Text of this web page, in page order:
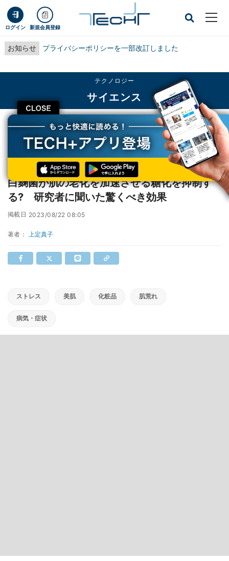
ログイン 新規会員登録
お知らせ プライバシーポリシーを一部改訂しました
CLOSE
テクノロジー
サイエンス
TECH+ テクノロジー
サイエンス
白麹菌が肌の老化を加速させる糖化を抑制する? 研究者に聞いた驚くべき効果
白麹菌が肌の老化を加速させる糖化を抑制す
る? 研究者に聞いた驚くべき効果
掲載日 2023/08/22 08:05
著者： 上定真子
ストレス 美肌 化粧品 肌荒れ
病気・症状